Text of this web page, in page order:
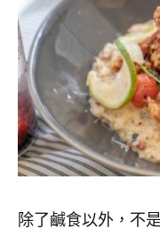
除了鹹食以外，不